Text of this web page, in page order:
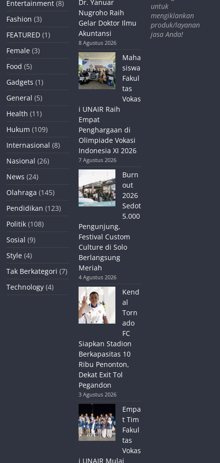
Entertainment (8)
Fashion (3)
FEATURED (1)
Female (3)
Food (5)
Gadgets (1)
General (5)
Health (11)
Hukum (109)
Internasional (8)
Nasional (26)
News (24)
Olahraga (145)
Pendidikan (123)
Politik (108)
Sosial (9)
Style (4)
Tak Berkategori (7)
Technology (4)
Dr. Yanuar
Nugroho Raih
Gelar Doktor Ilmu
Akuntansi
8 Agustus 2026
Maha
siswa
Fakul
tas
Vokas
i UNAIR Raih
Empat
Penghargaan di
Olimpiade Vokasi
Indonesia XI 2026
7 Agustus 2026
Burn
out
2026
Sedot
5.000
Pengunjung,
Festival Custom
Culture di Solo
Berlangsung
Meriah
4 Agustus 2026
Kend
al
Torn
ado
FC
Siapkan Stadion
Berkapasitas 10
Ribu Penonton,
Dekat Exit Tol
Pegandon
3 Agustus 2026
Empa
t Tim
Fakul
tas
Vokas
i UNAIR Mulai
untuk
mengiklankan
produk/layanan
jasa Anda!